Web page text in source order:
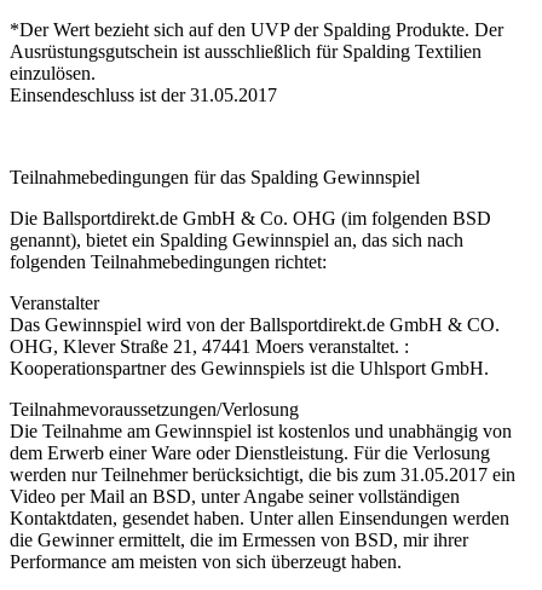
*Der Wert bezieht sich auf den UVP der Spalding Produkte. Der
Ausrüstungsgutschein ist ausschließlich für Spalding Textilien
einzulösen.
Einsendeschluss ist der 31.05.2017
Teilnahmebedingungen für das Spalding Gewinnspiel
Die Ballsportdirekt.de GmbH & Co. OHG (im folgenden BSD
genannt), bietet ein Spalding Gewinnspiel an, das sich nach
folgenden Teilnahmebedingungen richtet:
Veranstalter
Das Gewinnspiel wird von der Ballsportdirekt.de GmbH & CO.
OHG, Klever Straße 21, 47441 Moers veranstaltet. :
Kooperationspartner des Gewinnspiels ist die Uhlsport GmbH.
Teilnahmevoraussetzungen/Verlosung
Die Teilnahme am Gewinnspiel ist kostenlos und unabhängig von
dem Erwerb einer Ware oder Dienstleistung. Für die Verlosung
werden nur Teilnehmer berücksichtigt, die bis zum 31.05.2017 ein
Video per Mail an BSD, unter Angabe seiner vollständigen
Kontaktdaten, gesendet haben. Unter allen Einsendungen werden
die Gewinner ermittelt, die im Ermessen von BSD, mir ihrer
Performance am meisten von sich überzeugt haben.